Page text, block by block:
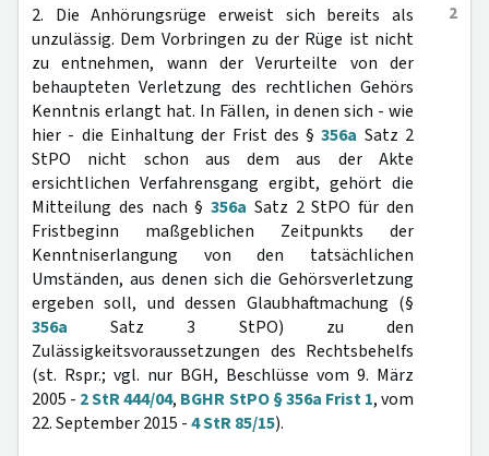
2
2. Die Anhörungsrüge erweist sich bereits als
unzulässig. Dem Vorbringen zu der Rüge ist nicht
zu entnehmen, wann der Verurteilte von der
behaupteten Verletzung des rechtlichen Gehörs
Kenntnis erlangt hat. In Fällen, in denen sich - wie
hier - die Einhaltung der Frist des §356a Satz 2
StPO nicht schon aus dem aus der Akte
ersichtlichen Verfahrensgang ergibt, gehört die
Mitteilung des nach §356a Satz 2 StPO für den
Fristbeginn maßgeblichen Zeitpunkts der
Kenntniserlangung von den tatsächlichen
Umständen, aus denen sich die Gehörsverletzung
ergeben soll, und dessen Glaubhaftmachung (§
356a Satz 3 StPO) zu den
Zulässigkeitsvoraussetzungen des Rechtsbehelfs
(st. Rspr.; vgl. nur BGH, Beschlüsse vom 9. März
2005 - 2 StR 444/04, BGHR StPO § 356a Frist 1, vom
22. September 2015 -4 StR 85/15).